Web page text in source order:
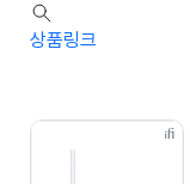
상품링크